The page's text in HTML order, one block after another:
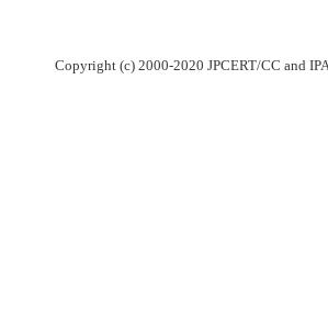
Copyright (c) 2000-2020 JPCERT/CC and